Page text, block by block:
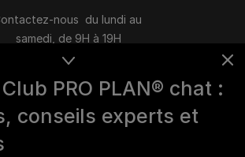
PRO PLAN® chat :
conseils experts et
nous du lundi au
samedi, de 9H à 19H
au vendredi, de 10H à 16H
> Nous écrire